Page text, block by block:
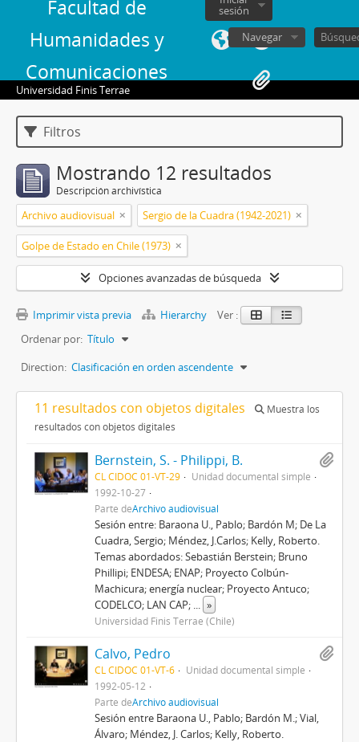
Facultad de
Humanidades y
Comunicaciones
sesión
Navegar
Universidad Finis Terrae
Filtros
Mostrando 12 resultados
Descripción archivística
Archivo audiovisual Sergio de la Cuadra (1942-2021)
Golpe de Estado en Chile (1973)
Opciones avanzadas de búsqueda
Imprimir vista previa Hierarchy
Ver :
Ordenar por: Título
Direction: Clasificación en orden ascendente
11 resultados con objetos digitales
Muestra los
resultados con objetos digitales
Bernstein, S. - Philippi, B.
CL CIDOC 01-VT-29
Unidad documental simple
1992-10-27
Parte deArchivo audiovisual
Sesión entre: Baraona U., Pablo; Bardón M; De La
Cuadra, Sergio; Méndez, J.Carlos; Kelly, Roberto.
Temas abordados: Sebastián Berstein; Bruno
Phillipi; ENDESA; ENAP; Proyecto Colbún-
Machicura; energía nuclear; Proyecto Antuco;
CODELCO; LAN CAP; ... »
Universidad Finis Terrae (Chile)
Calvo, Pedro
CL CIDOC 01-VT-6
Unidad documental simple
1992-05-12
Parte deArchivo audiovisual
Sesión entre Baraona U., Pablo; Bardón M.; Vial,
Álvaro; Méndez, J. Carlos; Kelly, Roberto.